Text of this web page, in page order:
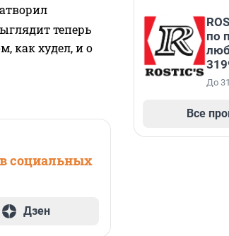
теперь
как худел, и о
социальных
Дзен
по
До
Все